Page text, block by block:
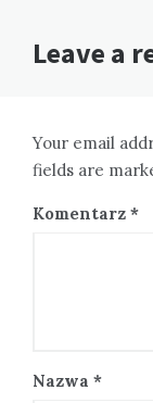
Leave a
Your email
fields are
Komentarz *
Nazwa *